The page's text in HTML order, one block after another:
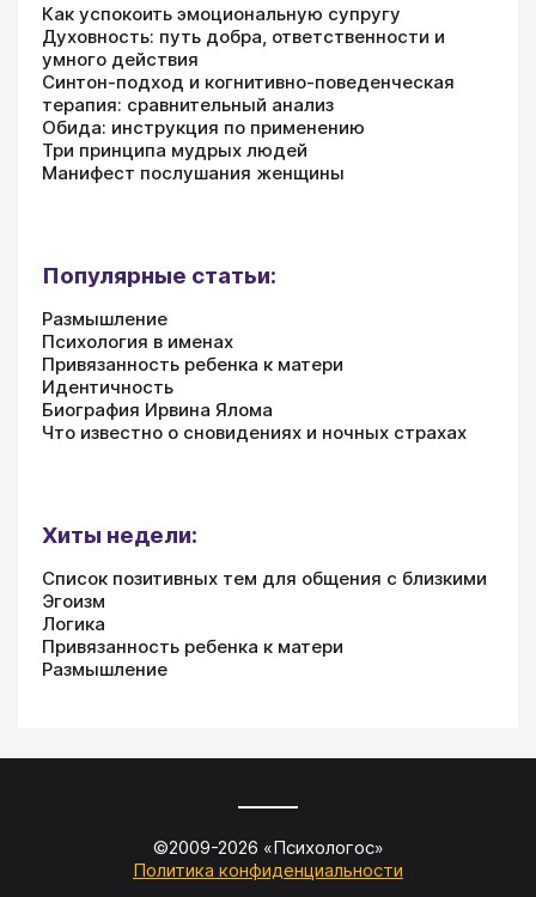
Как успокоить эмоциональную супругу
Духовность: путь добра, ответственности и
умного действия
Синтон-подход и когнитивно-поведенческая
терапия: сравнительный анализ
Обида: инструкция по применению
Три принципа мудрых людей
Манифест послушания женщины
Популярные статьи:
Размышление
Психология в именах
Привязанность ребенка к матери
Идентичность
Биография Ирвина Ялома
Что известно о сновидениях и ночных страхах
Хиты недели:
Список позитивных тем для общения с близкими
Эгоизм
Логика
Привязанность ребенка к матери
Размышление
©2009-2026 «Психологос»
Политика конфиденциальности